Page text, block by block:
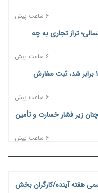
۶ ساعت پیش
تراز تجاری به چه
۶ ساعت پیش
موبایل گران می‌شود؟ هزینه واردات ۱۰ برابر شد، ثبت سفارش
۶ ساعت پیش
زیر فشار خسارت و تأمین
۶ ساعت پیش
«عددسازی» بازار
هفته آینده/کارگران بخش